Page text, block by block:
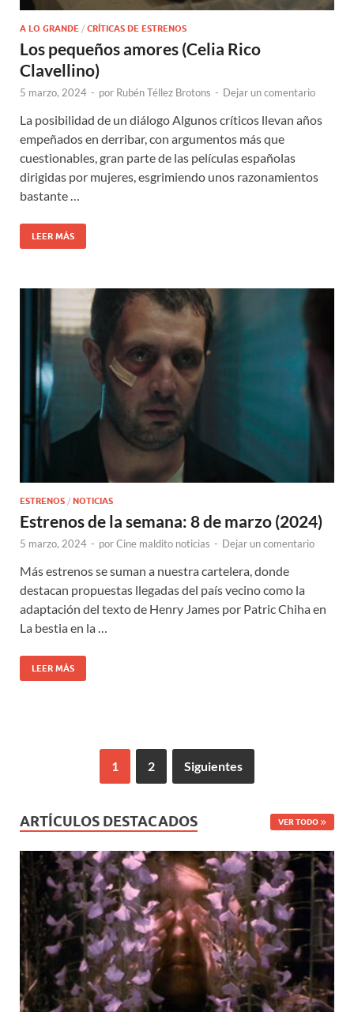
A LO GRANDE / CRÍTICAS DE ESTRENOS
Los pequeños amores (Celia Rico
Clavellino)
5 marzo, 2024 - por Rubén Téllez Brotons - Dejar un comentario
La posibilidad de un diálogo Algunos críticos llevan años
empeñados en derribar, con argumentos más que
cuestionables, gran parte de las películas españolas
dirigidas por mujeres, esgrimiendo unos razonamientos
bastante …
LEER MÁS
ESTRENOS / NOTICIAS
Estrenos de la semana: 8 de marzo (2024)
5 marzo, 2024 - porCine maldito noticias - Dejar un comentario
Más estrenos se suman a nuestra cartelera, donde
destacan propuestas llegadas del país vecino como la
adaptación del texto de Henry James por Patric Chiha en
La bestia en la …
LEER MÁS
1 2 Siguientes
ARTÍCULOS DESTACADOS VER TODO